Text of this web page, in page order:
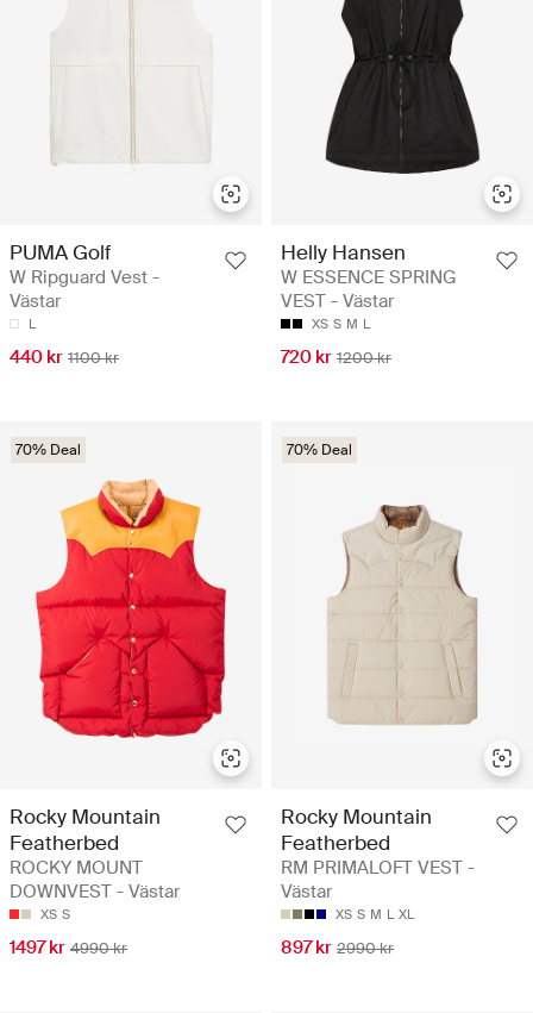
PUMA Golf
W Ripguard Vest -
Västar
L
440 kr 1100 kr
Helly Hansen
W ESSENCE SPRING
VEST - Västar
XS S M L
720 kr 1200 kr
70% Deal
Rocky Mountain
Featherbed
ROCKY MOUNT
DOWNVEST - Västar
XS S
1497 kr 4990 kr
70% Deal
Rocky Mountain
Featherbed
RM PRIMALOFT VEST -
Västar
XS S M L XL
897 kr 2990 kr